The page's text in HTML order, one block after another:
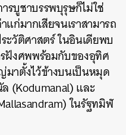
รบูชาบรรพบุรุษก็ไม่ใช่
แก่มากเสียจนเราสามารถ
วัติศาสตร์ ในอินเดียพบ
ฝังศพพร้อมกับของอุทิศ
าตั้งไว้ข้างบนเป็นหมุด
(Kodumanal) และ
ในรัฐทมิฬ